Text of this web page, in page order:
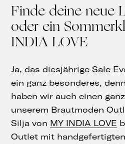
Finde deine neue
oder ein
INDIA LOVE
Ja, das diesjährige Sale
ein ganz besonderes,
haben wir auch einen
unserem Brautmoden
Silja von MY INDIA LOVE
Outlet mit